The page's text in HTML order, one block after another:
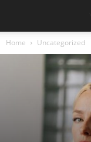
Home Uncategorized